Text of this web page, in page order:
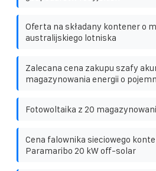
Oferta na składany kontener o
australijskiego lotniska
Zalecana cena zakupu szafy
magazynowania energii o
Fotowoltaika z 20
Cena falownika sieciowego
Paramaribo 20 kW off-solar